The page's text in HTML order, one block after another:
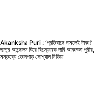
Akanksha Puri : ‘প্রতিবাদে নামলেই টাকা!’
ছাত্র আন্দোলন ঘিরে বিস্ফোরক দাবি আকাঙ্ক্ষা পুরীর,
মন্তব্যে তোলপাড় সোশ্যাল মিডিয়া